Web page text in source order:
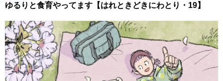
ゆるりと食育やってます【はれときどきにわとり・19】